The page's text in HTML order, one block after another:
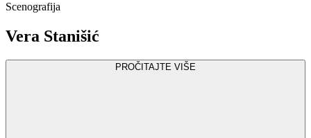
Scenografija
Vera Stanišić
PROČITAJTE VIŠE